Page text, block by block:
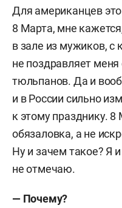
Для американцев
8 Марта, мне
в зале из мужиков, с
не поздравляет
тюльпанов. Да и
и в России сильно
к этому празднику.
обязаловка, а не
Ну и зачем такое? Я
не отмечаю.
— Почему?